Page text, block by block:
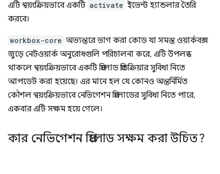
এটি স্বয়ংক্রিয়ভাবে একটি activate ইভেন্ট হ্যান্ডলার তৈরি
করবে।
workbox-core অভ্যন্তরে ভাগ করা কোড যা সমস্ত ওয়ার্কবক্স
জুড়ে নেটওয়ার্ক অনুরোধগুলি পরিচালনা করে, এটি উপলব্ধ
থাকলে স্বয়ংক্রিয়ভাবে একটি প্রিলোড প্রতিক্রিয়ার সুবিধা নিতে
আপডেট করা হয়েছে। এর মানে হল যে কোনও অন্তর্নির্মিত
কৌশল স্বয়ংক্রিয়ভাবে নেভিগেশন প্রিলোডের সুবিধা নিতে পারে,
একবার এটি সক্ষম হয়ে গেলে।
কার নেভিগেশন প্রিলোড সক্ষম করা উচিত?